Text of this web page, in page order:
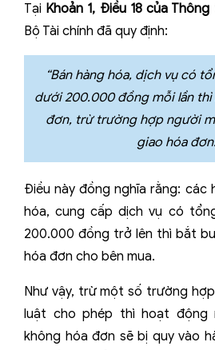
Tại Khoản 1, Điều 18 của
Bộ Tài chính đã quy định:
“Bán hàng hóa, dịch vụ có
dưới 200.000 đồng mỗi lần thì
đơn, trừ trường hợp người
giao hóa
Điều này đồng nghĩa rằng: các
hóa, cung cấp dịch vụ có
200.000 đồng trở lên thì bắt
hóa đơn cho bên mua.
Như vậy, trừ một số trường
luật cho phép thì hoạt động
không hóa đơn sẽ bị quy vào